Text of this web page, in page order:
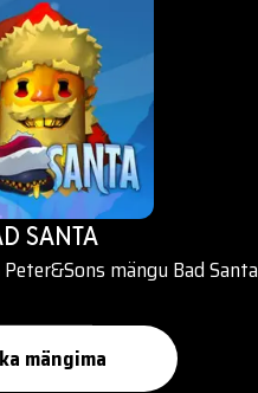
SANTA
mängu Bad Santa
mängima